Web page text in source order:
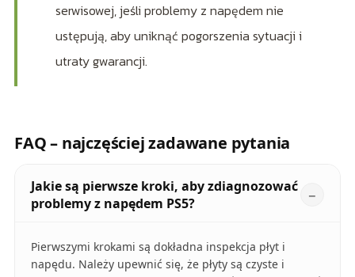
serwisowej, jeśli problemy z napędem nie
ustępują, aby uniknąć pogorszenia sytuacji i
utraty gwarancji.
FAQ – najczęściej zadawane pytania
Jakie są pierwsze kroki, aby zdiagnozować
problemy z napędem PS5?
Pierwszymi krokami są dokładna inspekcja płyt i
napędu. Należy upewnić się, że płyty są czyste i